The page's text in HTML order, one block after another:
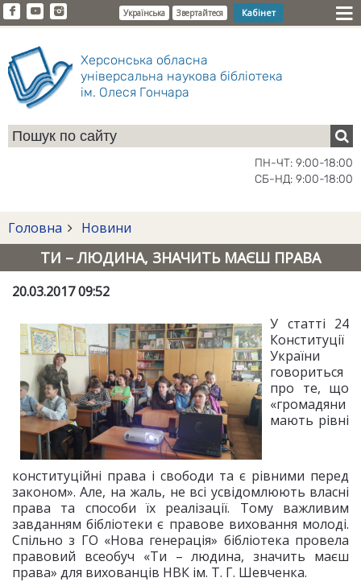
Українська Звертайтеся Кабінет
Херсонська обласна
універсальна наукова бібліотека
ім. Олеся Гончара
ПН-ЧТ: 9:00-18:00
СБ-НД: 9:00-18:00
Головна Новини
ТИ – ЛЮДИНА, ЗНАЧИТЬ МАЄШ ПРАВА
20.03.2017 09:52
У статті 24
Конституції
України
говориться
про те, що
«громадяни
мають рівні
конституційні права і свободи та є рівними перед
законом». Але, на жаль, не всі усвідомлюють власні
права та способи їх реалізації. Тому важливим
завданням бібліотеки є правове виховання молоді.
Спільно з ГО «Нова генерація» бібліотека провела
правовий всеобуч «Ти – людина, значить маєш
права» для вихованців НВК ім. Т. Г. Шевченка.